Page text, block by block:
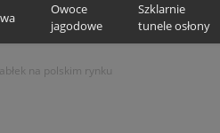
Owoce
jagodowe
Szklarnie
tunele osłony
na polskim rynku